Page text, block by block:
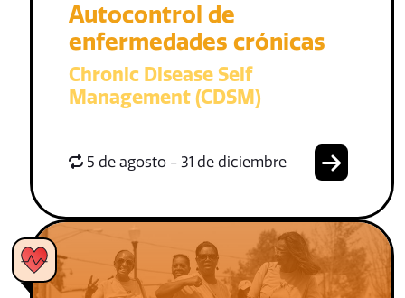
Autocontrol de
enfermedades crónicas
Chronic Disease Self
Management (CDSM)
5 de agosto - 31 de diciembre